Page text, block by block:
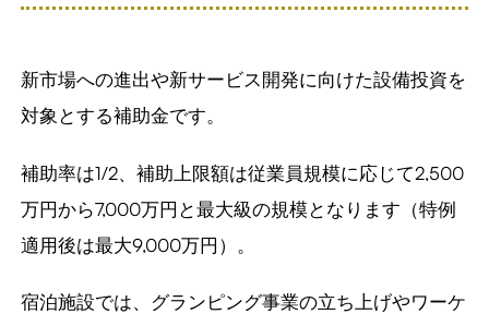
新市場への進出や新サービス開発に向けた設備投資を
対象とする補助金です。
補助率は1/2、補助上限額は従業員規模に応じて2,500
万円から7,000万円と最大級の規模となります（特例
適用後は最大9,000万円）。
宿泊施設では、グランピング事業の立ち上げやワーケ